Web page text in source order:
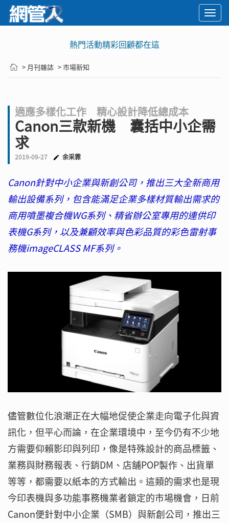
熱門活動精彩回顧都在這
> 月刊雜誌 > 市場新知
適應多樣化工作 精心設計降低總成本
Canon三款新機 囊括中小企需
求
2019-09-27 余采霏
Canon針對中小企業與新創公司，推出三大全新商用
輸出設備系列，包含能滿足企業多樣材質輸出需求的
商用噴墨複合機WG系列、精省辦公室專用的連供印
表機G系列，以及兼顧效率與色彩品質的彩色雷射事
務機imageCLASS MF系列。
儘管數位化浪潮正在大幅地促使企業走向電子化與資
訊化，但平心而論，在企業環境中，至今仍有不少地
方需要仰賴影印與列印，像是特殊設計的商品標籤、
業務與財務報表、行銷DM、店舖POP製作、出貨單
等等，都需要以紙本的方式輸出。這類的需求也是現
今印表機與多功能事務機業者鎖定的市場機會，日前
Canon便針對中小企業（SMB）與新創公司，推出三